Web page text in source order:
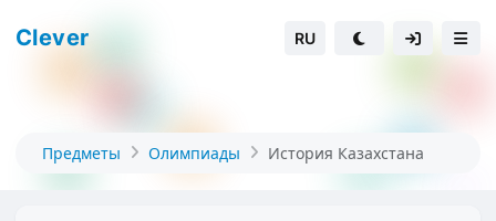
Clever RU
Предметы Олимпиады История Казахстана